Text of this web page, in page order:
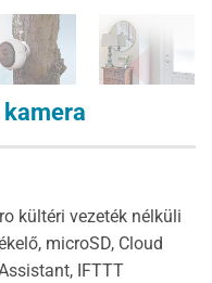
kültéri vezeték nélküli
microSD, Cloud
IFTTT